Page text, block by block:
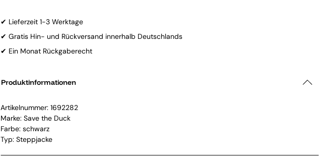
✔ Lieferzeit 1-3 Werktage
✔ Gratis Hin- und Rückversand innerhalb Deutschlands
✔ Ein Monat Rückgaberecht
Produktinformationen
Artikelnummer: 1692282
Marke: Save the Duck
Farbe: schwarz
Typ: Steppjacke